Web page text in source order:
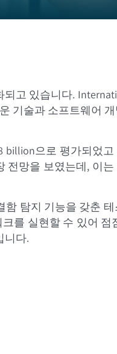
고 있습니다.
기술과 소프트웨어
으로 평가되었고
전망을 보였는데, 이
탐지 기능을 갖춘
를 실현할 수 있어 점
니다.